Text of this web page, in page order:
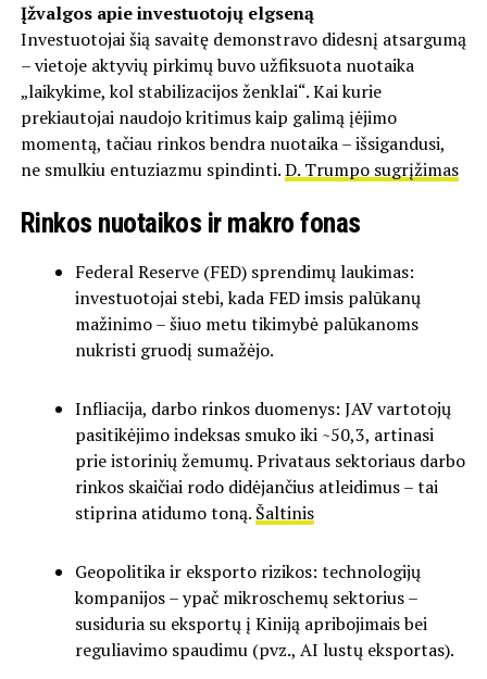
Įžvalgos apie investuotojų elgseną
Investuotojai šią savaitę demonstravo didesnį atsargumą
– vietoje aktyvių pirkimų buvo užfiksuota nuotaika
„laikykime, kol stabilizacijos ženklai“. Kai kurie
prekiautojai naudojo kritimus kaip galimą įėjimo
momentą, tačiau rinkos bendra nuotaika – išsigandusi,
ne smulkiu entuziazmu spindinti.D. Trumpo sugrįžimas
Rinkos nuotaikos ir makro fonas
Federal Reserve (FED) sprendimų laukimas:
investuotojai stebi, kada FED imsis palūkanų
mažinimo – šiuo metu tikimybė palūkanoms
nukristi gruodį sumažėjo.
Infliacija, darbo rinkos duomenys: JAV vartotojų
pasitikėjimo indeksas smuko iki ~50,3, artinasi
prie istorinių žemumų. Privataus sektoriaus darbo
rinkos skaičiai rodo didėjančius atleidimus – tai
stiprina atidumo toną. Šaltinis
Geopolitika ir eksporto rizikos: technologijų
kompanijos – ypač mikroschemų sektorius –
susiduria su eksportų į Kiniją apribojimais bei
reguliavimo spaudimu (pvz., AI lustų eksportas).